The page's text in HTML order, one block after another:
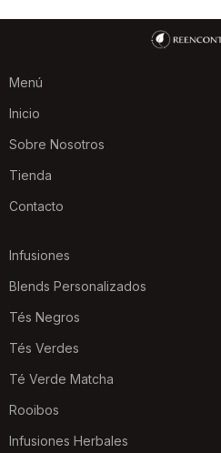
Menú
Inicio
Sobre Nosotros
Tienda
Contacto
Infusiones
Blends Personalizados
Tés Negros
Tés Verdes
Té Verde Matcha
Rooibos
Infusiones Herbales